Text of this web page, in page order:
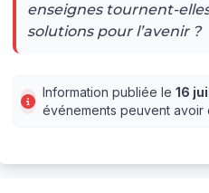
enseignes tournent-
solutions pour l’avenir ?
Information publiée le16
événements peuvent avoir